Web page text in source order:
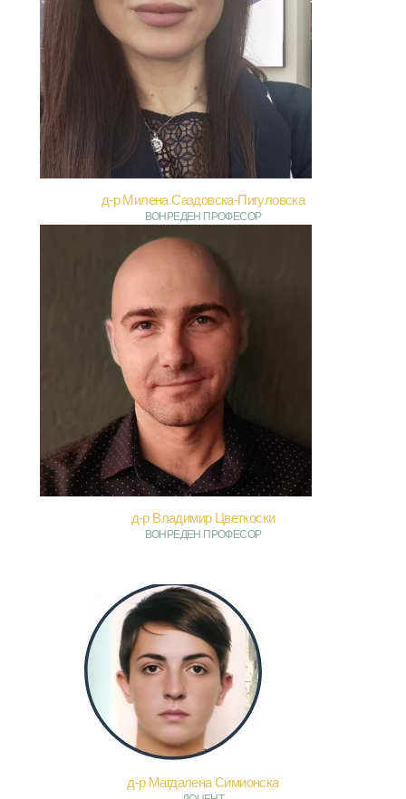
д-р Милена Саздовска-Пигуловска
ВОНРЕДЕН ПРОФЕСОР
д-р Владимир Цветкоски
ВОНРЕДЕН ПРОФЕСОР
д-р Магдалена Симионска